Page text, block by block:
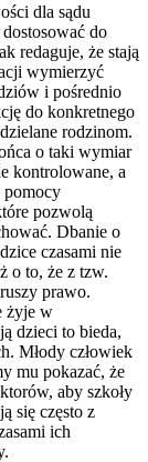
dla sądu
do
redaguje, że stają
wymierzyć
i pośrednio
do konkretnego
rodzinom.
o taki wymiar
kontrolowane, a
pomocy
pozwolą
Dbanie o
czasami nie
o to, że z tzw.
prawo.
żyje w
dzieci to bieda,
Młody człowiek
mu pokazać, że
aby szkoły
się często z
ich